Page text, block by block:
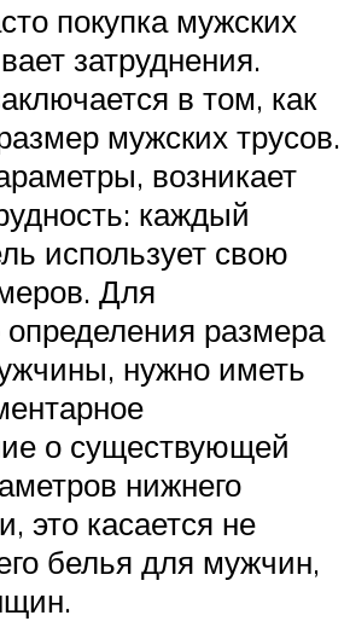
покупка мужских
затруднения.
в том, как
мужских трусов.
возникает
каждый
использует свою
Для
определения размера
нужно иметь
о существующей
нижнего
это касается не
белья для мужчин,